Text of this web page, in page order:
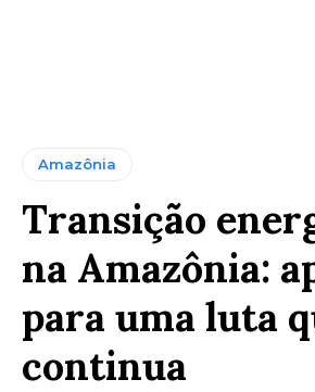
Amazônia
Transição
na Amazônia:
para uma luta
continua